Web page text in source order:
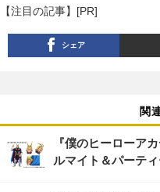
【注目の記事】[PR]
シェア
関
『僕のヒーローア
ルマイト＆パーテ